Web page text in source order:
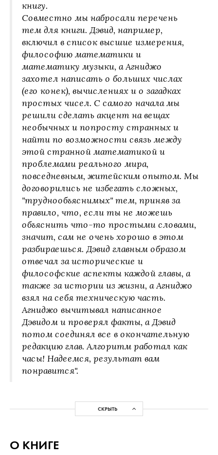
книгу.
Совместно мы набросали перечень
тем для книги. Дэвид, например,
включил в список высшие измерения,
философию математики и
математику музыки, а Агниджо
захотел написать о больших числах
(его конек), вычислениях и о загадках
простых чисел. С самого начала мы
решили сделать акцент на вещах
необычных и попросту странных и
найти по возможности связь между
этой странной математикой и
проблемами реального мира,
повседневным, житейским опытом. Мы
договорились не избегать сложных,
"труднообъяснимых" тем, приняв за
правило, что, если ты не можешь
объяснить что-то простыми словами,
значит, сам не очень хорошо в этом
разбираешься. Дэвид главным образом
отвечал за исторические и
философские аспекты каждой главы, а
также за истории из жизни, а Агниджо
взял на себя техническую часть.
Агниджо вычитывал написанное
Дэвидом и проверял факты, а Дэвид
потом соединял все в окончательную
редакцию глав. Алгоритм работал как
часы! Надеемся, результат вам
понравится".
СКРЫТЬ
О КНИГЕ